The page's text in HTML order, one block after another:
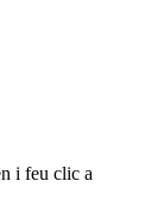
i feu clic a